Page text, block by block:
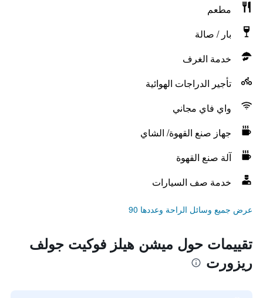
مطعم
بار / صالة
خدمة الغرف
تأجير الدراجات الهوائية
واي فاي مجاني
جهاز صنع القهوة/ الشاي
آلة صنع القهوة
خدمة صف السيارات
عرض جميع وسائل الراحة وعددها 90
تقييمات حول ميشن هيلز فوكيت جولف
ريزورت